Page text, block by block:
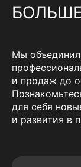
Мы
и продаж до
для себя
и развития в